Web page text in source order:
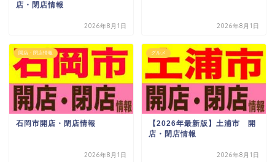
店・閉店情報
2026年8月1日 2026年8月1日
開店・閉店情報
石岡市開店・閉店情報
2026年8月1日
グルメ
【2026年最新版】土浦市 開
店・閉店情報
2026年8月1日